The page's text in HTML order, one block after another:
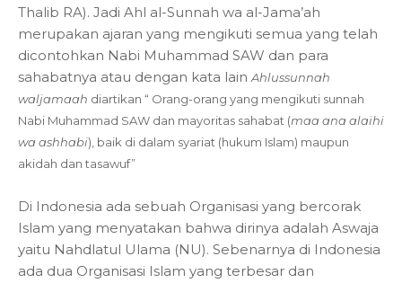
Thalib RA). Jadi Ahl al-Sunnah wa al-Jama’ah
merupakan ajaran yang mengikuti semua yang telah
dicontohkan Nabi Muhammad SAW dan para
sahabatnya atau dengan kata lainAhlussunnah
waljamaah diartikan “ Orang-orang yang mengikuti sunnah
Nabi Muhammad SAW dan mayoritas sahabat (maa ana alaihi
wa ashhabi), baik di dalam syariat (hukum Islam) maupun
akidah dan tasawuf”
Di Indonesia ada sebuah Organisasi yang bercorak
Islam yang menyatakan bahwa dirinya adalah Aswaja
yaitu Nahdlatul Ulama (NU). Sebenarnya di Indonesia
ada dua Organisasi Islam yang terbesar dan